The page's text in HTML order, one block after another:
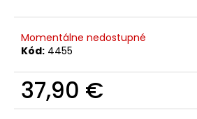
Momentálne nedostupné
Kód: 4455
37,90 €
Jednotková
m
e
APPLE
IPHONE
14
PRO